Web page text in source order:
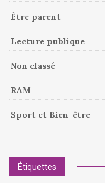
Être parent
Lecture publique
Non classé
RAM
Sport et Bien-être
Étiquettes